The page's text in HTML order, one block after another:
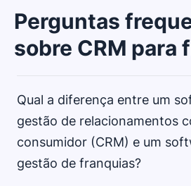
Perguntas
sobre CRM para
Qual a diferença entre um
gestão de relacionamentos
consumidor (CRM) e um
gestão de franquias?